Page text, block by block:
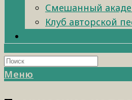
Смешанный
Клуб авторской
Меню